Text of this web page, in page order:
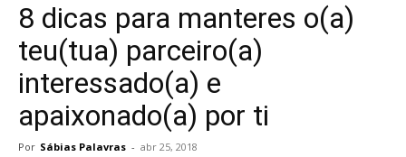
8 dicas para manteres o(a)
teu(tua) parceiro(a)
interessado(a) e
apaixonado(a) por ti
Por Sábias Palavras - abr 25, 2018